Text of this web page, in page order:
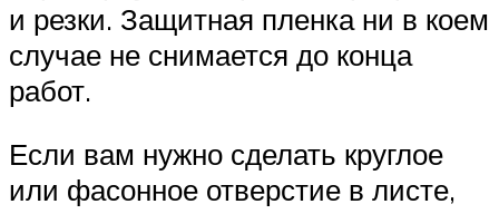
и резки. Защитная пленка ни в коем
случае не снимается до конца
работ.
Если вам нужно сделать круглое
или фасонное отверстие в листе,